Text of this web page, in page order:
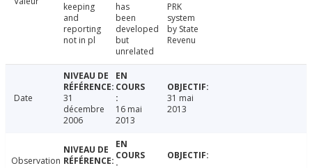
keeping
and
reporting
not in pl
has
been
developed
but
unrelated
PRK
system
by State
Revenu
Date
31
décembre
2006
16 mai
2013
31 mai
2013
Observation